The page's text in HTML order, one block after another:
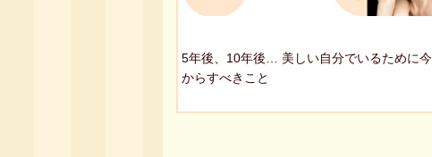
5年後、10年後… 美しい自分でいるために今
からすべきこと